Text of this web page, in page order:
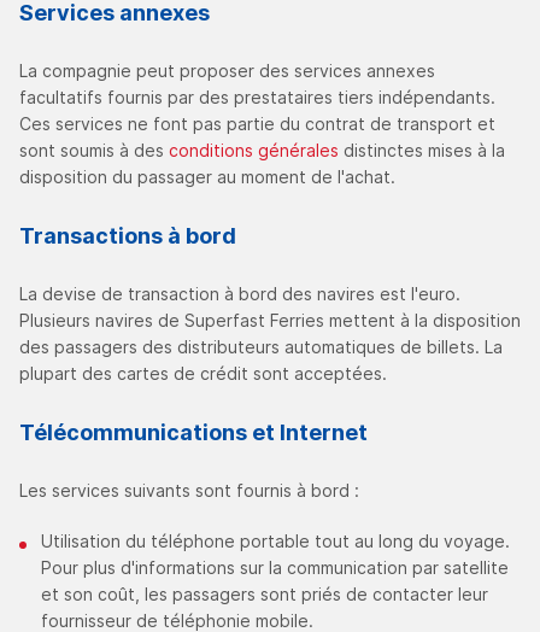
Services annexes
La compagnie peut proposer des services annexes
facultatifs fournis par des prestataires tiers indépendants.
Ces services ne font pas partie du contrat de transport et
sont soumis à des conditions générales distinctes mises à la
disposition du passager au moment de l'achat.
Transactions à bord
La devise de transaction à bord des navires est l'euro.
Plusieurs navires de Superfast Ferries mettent à la disposition
des passagers des distributeurs automatiques de billets. La
plupart des cartes de crédit sont acceptées.
Télécommunications et Internet
Les services suivants sont fournis à bord :
Utilisation du téléphone portable tout au long du voyage.
Pour plus d'informations sur la communication par satellite
et son coût, les passagers sont priés de contacter leur
fournisseur de téléphonie mobile.